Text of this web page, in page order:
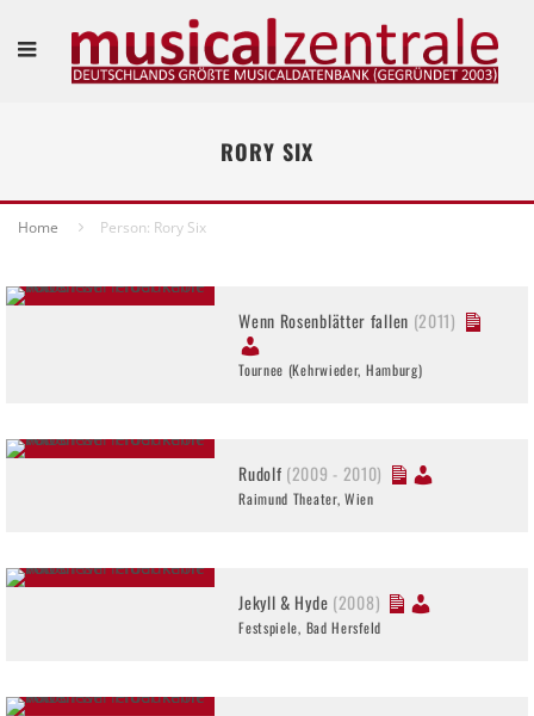
RORY SIX
Home Person: Rory Six
Wenn Rosenblätter fallen (2011)
Tournee (Kehrwieder, Hamburg)
Rudolf (2009 - 2010)
Raimund Theater, Wien
Jekyll & Hyde (2008)
Festspiele, Bad Hersfeld